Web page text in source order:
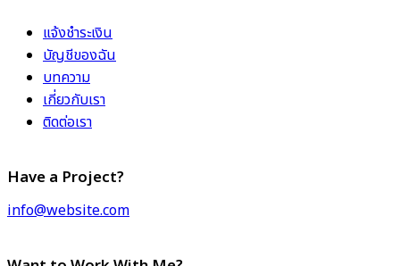
แจ้งชำระเงิน
บัญชีของฉัน
บทความ
เกี่ยวกับเรา
ติดต่อเรา
Have a Project?
info@website.com